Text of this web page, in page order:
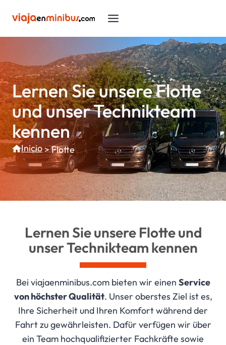
Inhalt
springen
Lernen Sie unsere Flotte
und unser Technikteam
kennen
Inicio>Flotte
Lernen Sie unsere Flotte und
unser Technikteam kennen
Bei viajaenminibus.com bieten wir einen Service
von höchster Qualität. Unser oberstes Ziel ist es,
Ihre Sicherheit und Ihren Komfort während der
Fahrt zu gewährleisten. Dafür verfügen wir über
ein Team hochqualifizierter Fachkräfte sowie